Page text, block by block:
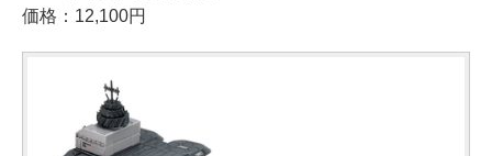
価格：12,100円